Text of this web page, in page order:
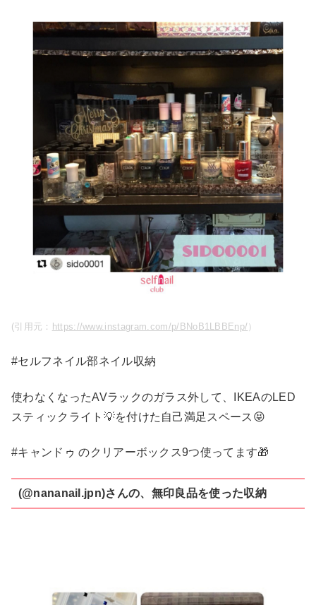
(引用元： https://www.instagram.com/p/BNoB1LBBEnp/）
#セルフネイル部ネイル収納
使わなくなったAVラックのガラス外して、IKEAのLED
スティックライト💡を付けた自己満足スペース😝
#キャンドゥ のクリアーボックス9つ使ってます🎁
(@nananail.jpn)さんの、無印良品を使った収納